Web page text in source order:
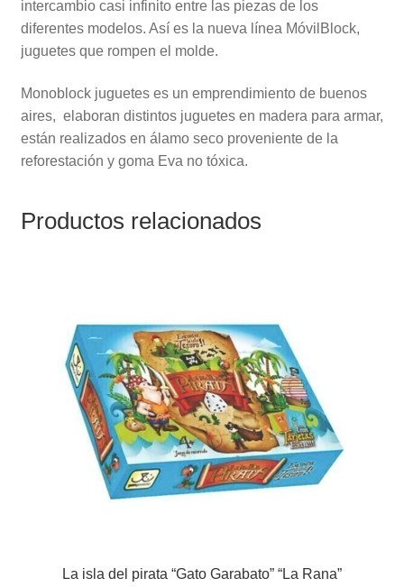
intercambio casi infinito entre las piezas de los
diferentes modelos. Así es la nueva línea MóvilBlock,
juguetes que rompen el molde.
Monoblock juguetes es un emprendimiento de buenos
aires, elaboran distintos juguetes en madera para armar,
están realizados en álamo seco proveniente de la
reforestación y goma Eva no tóxica.
Productos relacionados
La isla del pirata “Gato Garabato” “La Rana”